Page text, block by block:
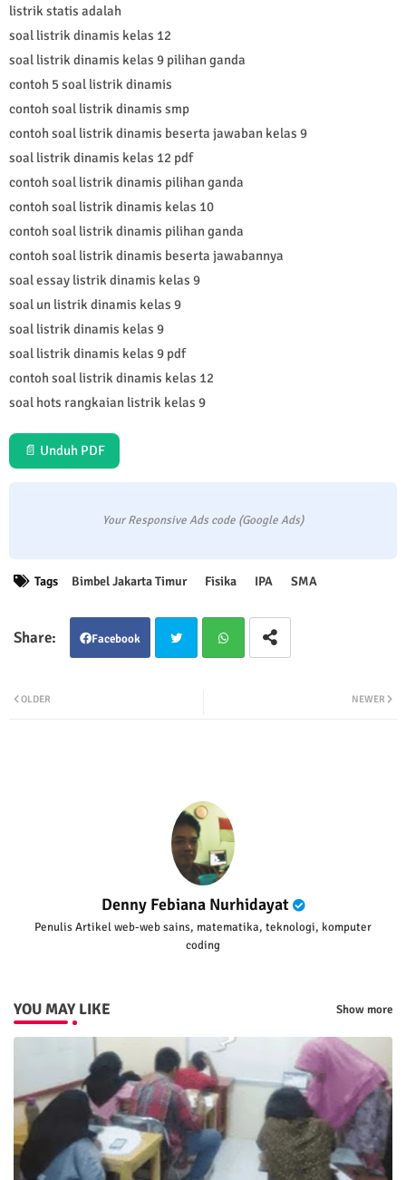
listrik statis adalah
soal listrik dinamis kelas 12
soal listrik dinamis kelas 9 pilihan ganda
contoh 5 soal listrik dinamis
contoh soal listrik dinamis smp
contoh soal listrik dinamis beserta jawaban kelas 9
soal listrik dinamis kelas 12 pdf
contoh soal listrik dinamis pilihan ganda
contoh soal listrik dinamis kelas 10
contoh soal listrik dinamis pilihan ganda
contoh soal listrik dinamis beserta jawabannya
soal essay listrik dinamis kelas 9
soal un listrik dinamis kelas 9
soal listrik dinamis kelas 9
soal listrik dinamis kelas 9 pdf
contoh soal listrik dinamis kelas 12
soal hots rangkaian listrik kelas 9
📄 Unduh PDF
Your Responsive Ads code (Google Ads)
Tags Bimbel Jakarta Timur Fisika IPA SMA
Facebook
NEWER
OLDER
Denny Febiana Nurhidayat
Penulis Artikel web-web sains, matematika, teknologi, komputer
coding
YOU MAY LIKE Show more